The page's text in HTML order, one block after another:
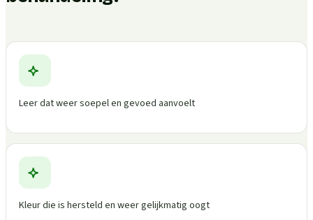
Leer dat weer soepel en gevoed aanvoelt
Kleur die is hersteld en weer gelijkmatig oogt